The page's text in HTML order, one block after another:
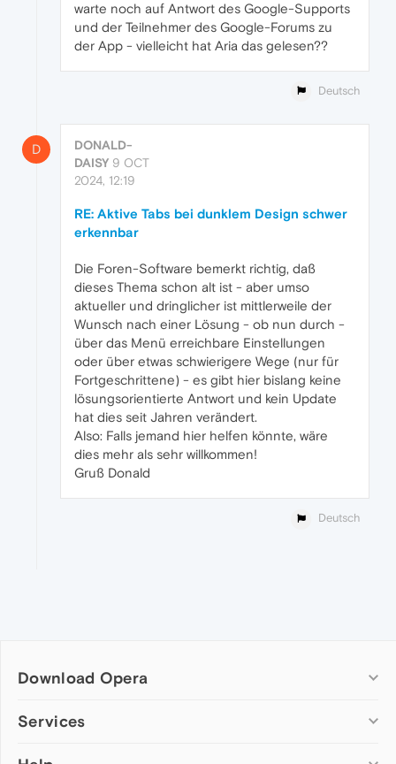
warte noch auf Antwort des Google-Supports
und der Teilnehmer des Google-Forums zu
der App - vielleicht hat Aria das gelesen??
Deutsch
D
DONALD-
DAISY 9 OCT
2024, 12:19
RE: Aktive Tabs bei dunklem Design schwer
erkennbar
Die Foren-Software bemerkt richtig, daß
dieses Thema schon alt ist - aber umso
aktueller und dringlicher ist mittlerweile der
Wunsch nach einer Lösung - ob nun durch -
über das Menü erreichbare Einstellungen
oder über etwas schwierigere Wege (nur für
Fortgeschrittene) - es gibt hier bislang keine
lösungsorientierte Antwort und kein Update
hat dies seit Jahren verändert.
Also: Falls jemand hier helfen könnte, wäre
dies mehr als sehr willkommen!
Gruß Donald
Deutsch
Download Opera
Computer browsers
Services